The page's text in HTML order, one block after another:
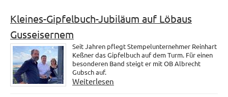
Kleines-Gipfelbuch-Jubiläum auf Löbaus
Gusseisernem
Seit Jahren pflegt Stempelunternehmer Reinhart
Keßner das Gipfelbuch auf dem Turm. Für einen
besonderen Band steigt er mit OB Albrecht
Gubsch auf.
Weiterlesen